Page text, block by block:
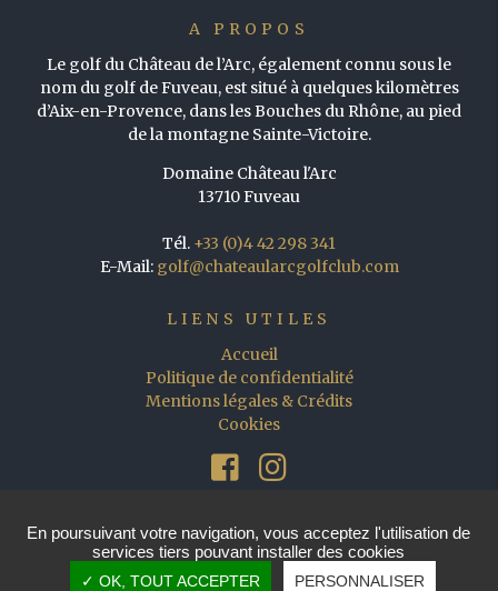
A PROPOS
Le golf du Château de l’Arc, également connu sous le
nom du golf de Fuveau, est situé à quelques kilomètres
d’Aix-en-Provence, dans les Bouches du Rhône, au pied
de la montagne Sainte-Victoire.
Domaine Château l'Arc
13710 Fuveau
Tél. +33 (0)4 42 298 341
E-Mail: golf@chateaularcgolfclub.com
LIENS UTILES
Accueil
Politique de confidentialité
Mentions légales & Crédits
Cookies
Copyright © 2026 - Château l'Arc Golf Club. Tous droits
réservés.
En poursuivant votre navigation, vous acceptez l'utilisation de
services tiers pouvant installer des cookies
✓ OK, TOUT ACCEPTER PERSONNALISER